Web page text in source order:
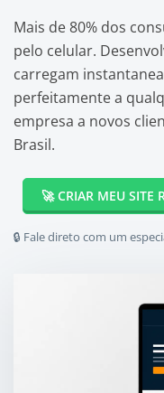
Mais de 80% dos
pelo celular.
carregam
perfeitamente a
empresa a novos
Brasil.
🚀 CRIAR MEU SITE
🔒 Fale direto com um